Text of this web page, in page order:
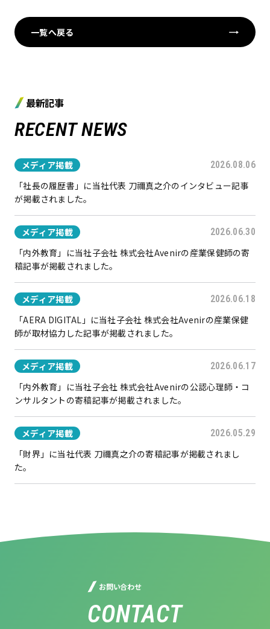
一覧へ戻る
最新記事
RECENT NEWS
メディア掲載 2026.08.06
「社長の履歴書」に当社代表 刀禰真之介のインタビュー記事
が掲載されました。
メディア掲載 2026.06.30
「内外教育」に当社子会社 株式会社Avenirの産業保健師の寄
稿記事が掲載されました。
メディア掲載 2026.06.18
「AERA DIGITAL」に当社子会社 株式会社Avenirの産業保健
師が取材協力した記事が掲載されました。
メディア掲載 2026.06.17
「内外教育」に当社子会社 株式会社Avenirの公認心理師・コ
ンサルタントの寄稿記事が掲載されました。
メディア掲載 2026.05.29
「財界」に当社代表 刀禰真之介の寄稿記事が掲載されまし
た。
お問い合わせ
CONTACT